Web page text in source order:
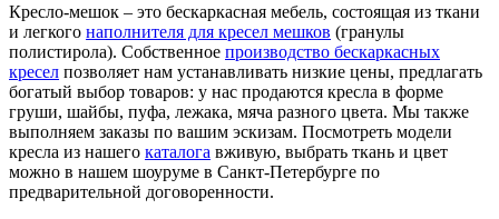
Кресло-мешок – это бескаркасная мебель, состоящая из ткани
и легкого наполнителя для кресел мешков (гранулы
полистирола). Собственное производство бескаркасных
кресел позволяет нам устанавливать низкие цены, предлагать
богатый выбор товаров: у нас продаются кресла в форме
груши, шайбы, пуфа, лежака, мяча разного цвета. Мы также
выполняем заказы по вашим эскизам. Посмотреть модели
кресла из нашего каталога вживую, выбрать ткань и цвет
можно в нашем шоуруме в Санкт-Петербурге по
предварительной договоренности.